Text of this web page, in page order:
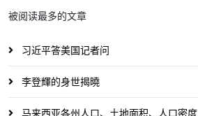
被阅读最多的文章
习近平答美国记者问
李登輝的身世揭曉
马来西亚各州人口、土地面积、人口密度